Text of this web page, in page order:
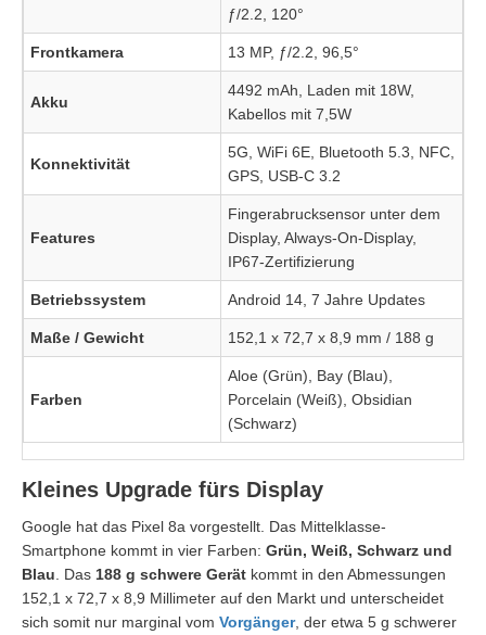
ƒ/2.2, 120°
Frontkamera 13 MP, ƒ/2.2, 96,5°
Akku
4492 mAh, Laden mit 18W,
Kabellos mit 7,5W
Konnektivität
5G, WiFi 6E, Bluetooth 5.3, NFC,
GPS, USB-C 3.2
Features
Fingerabrucksensor unter dem
Display, Always-On-Display,
IP67-Zertifizierung
Betriebssystem Android 14, 7 Jahre Updates
Maße / Gewicht 152,1 x 72,7 x 8,9 mm / 188 g
Farben
Aloe (Grün), Bay (Blau),
Porcelain (Weiß), Obsidian
(Schwarz)
Kleines Upgrade fürs Display
Google hat das Pixel 8a vorgestellt. Das Mittelklasse-
Smartphone kommt in vier Farben: Grün, Weiß, Schwarz und
Blau . Das 188 g schwere Gerät kommt in den Abmessungen
152,1 x 72,7 x 8,9 Millimeter auf den Markt und unterscheidet
sich somit nur marginal vom Vorgänger, der etwa 5 g schwerer